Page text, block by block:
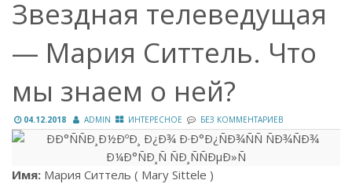
Звездная телеведущая
— Мария Ситтель. Что
мы знаем о ней?
04.12.2018 ADMIN ИНТЕРЕСНОЕ БЕЗ КОММЕНТАРИЕВ
Имя: Мария Ситтель ( Mary Sittele )